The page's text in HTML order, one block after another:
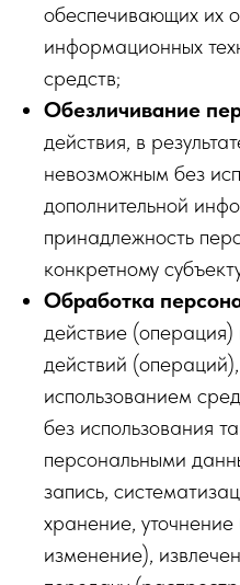
обеспечивающих их
информационных
средств;
Обезличивание
действия, в
невозможным без
дополнительной
принадлежность
конкретному
Обработка
действие (операция)
действий
использованием
без использования
персональными
запись,
хранение,
изменение),